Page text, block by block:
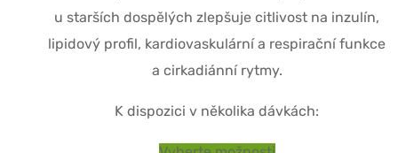
u starších dospělých zlepšuje citlivost na inzulín,
lipidový profil, kardiovaskulární a respirační funkce
a cirkadiánní rytmy.
K dispozici v několika dávkách: